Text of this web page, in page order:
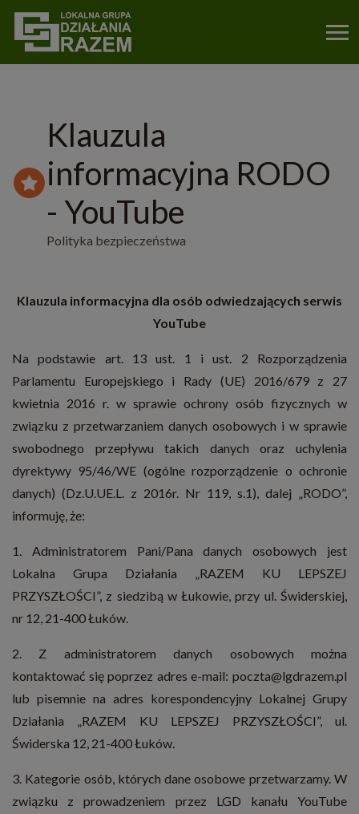
Klauzula
informacyjna RODO
- YouTube
Polityka bezpieczeństwa
Klauzula informacyjna dla osób odwiedzających serwis
YouTube
Na podstawie art. 13 ust. 1 i ust. 2 Rozporządzenia
Parlamentu Europejskiego i Rady (UE) 2016/679 z 27
kwietnia 2016 r. w sprawie ochrony osób fizycznych w
związku z przetwarzaniem danych osobowych i w sprawie
swobodnego przepływu takich danych oraz uchylenia
dyrektywy 95/46/WE (ogólne rozporządzenie o ochronie
danych) (Dz.U.UE.L. z 2016r. Nr 119, s.1), dalej „RODO”,
informuję, że:
1. Administratorem Pani/Pana danych osobowych jest
Lokalna Grupa Działania „RAZEM KU LEPSZEJ
PRZYSZŁOŚCI”, z siedzibą w Łukowie, przy ul. Świderskiej,
nr 12, 21-400 Łuków.
2. Z administratorem danych osobowych można
kontaktować się poprzez adres e-mail: poczta@lgdrazem.pl
lub pisemnie na adres korespondencyjny Lokalnej Grupy
Działania „RAZEM KU LEPSZEJ PRZYSZŁOŚCI”, ul.
Świderska 12, 21-400 Łuków.
3. Kategorie osób, których dane osobowe przetwarzamy. W
związku z prowadzeniem przez LGD kanału YouTube